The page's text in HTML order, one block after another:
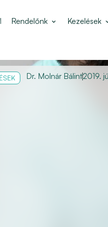
Rendelőnk Kezelések
Dr. Molnár Bálint2019.